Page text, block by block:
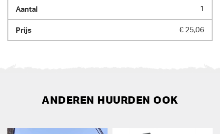
1
€ 25,06
ANDEREN HUURDEN OOK